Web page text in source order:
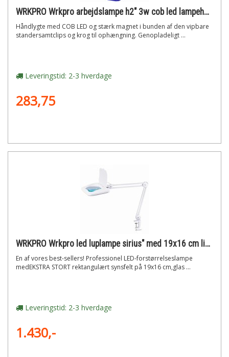
WRKPRO Wrkpro arbejdslampe h2" 3w cob led lampehoved med magnet, krog og genopladeligt batteri"
Håndlygte med COB LED og stærk magnet i bunden af den vipbare
standersamtclips og krog til ophængning. Genopladeligt ...
Leveringstid: 2-3 hverdage
283,75
WRKPRO Wrkpro led luplampe sirius" med 19x16 cm linse og 5d dioptri (2,25x)"
En af vores best-sellers! Professionel LED-forstørrelseslampe
medEKSTRA STORT rektangulært synsfelt på 19x16 cm,glas ...
Leveringstid: 2-3 hverdage
1.430,-